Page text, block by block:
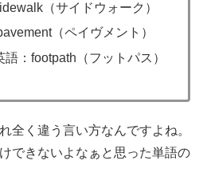
（サイドウォーク）
（ペイヴメント）
：footpath（フットパス）
全く違う言い方なんですよね。
できないよなぁと思った単語の